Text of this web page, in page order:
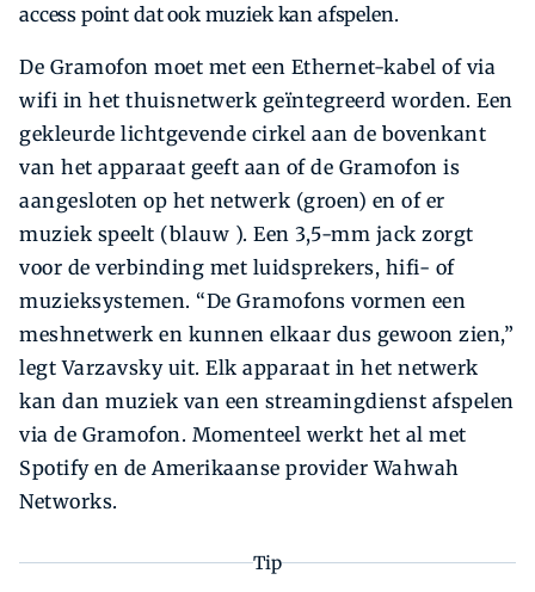
access point dat ook muziek kan afspelen.
De Gramofon moet met een Ethernet-kabel of via
wifi in het thuisnetwerk geïntegreerd worden. Een
gekleurde lichtgevende cirkel aan de bovenkant
van het apparaat geeft aan of de Gramofon is
aangesloten op het netwerk (groen) en of er
muziek speelt (blauw ). Een 3,5-mm jack zorgt
voor de verbinding met luidsprekers, hifi- of
muzieksystemen. “De Gramofons vormen een
meshnetwerk en kunnen elkaar dus gewoon zien,”
legt Varzavsky uit. Elk apparaat in het netwerk
kan dan muziek van een streamingdienst afspelen
via de Gramofon. Momenteel werkt het al met
Spotify en de Amerikaanse provider Wahwah
Networks.
Tip